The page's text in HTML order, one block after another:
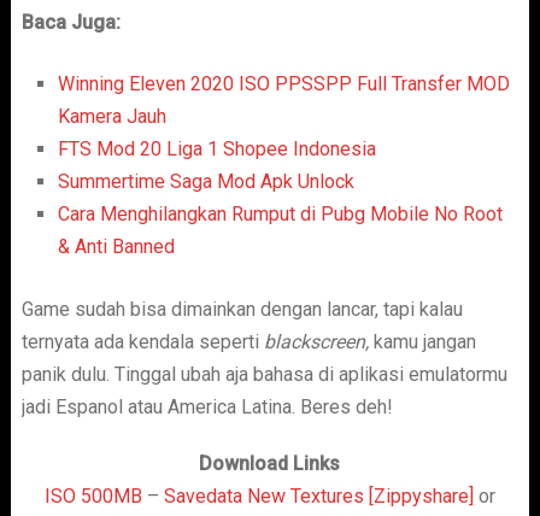
Baca Juga:
Winning Eleven 2020 ISO PPSSPP Full Transfer MOD
Kamera Jauh
FTS Mod 20 Liga 1 Shopee Indonesia
Summertime Saga Mod Apk Unlock
Cara Menghilangkan Rumput di Pubg Mobile No Root
& Anti Banned
Game sudah bisa dimainkan dengan lancar, tapi kalau
ternyata ada kendala seperti blackscreen, kamu jangan
panik dulu. Tinggal ubah aja bahasa di aplikasi emulatormu
jadi Espanol atau America Latina. Beres deh!
Download Links
ISO 500MB – Savedata New Textures [Zippyshare] or